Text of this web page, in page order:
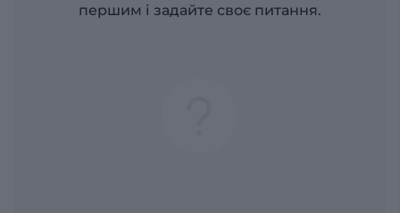
першим і задайте своє питання.